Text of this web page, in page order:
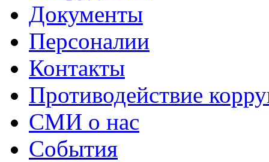
Документы
Персоналии
Контакты
Противодействие
СМИ о нас
События